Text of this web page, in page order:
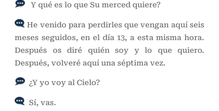
Y qué es lo que Su merced quiere?
He venido para perdirles que vengan aquí seis
meses seguidos, en el día 13, a esta misma hora.
Después os diré quién soy y lo que quiero.
Después, volveré aquí una séptima vez.
¿Y yo voy al Cielo?
Sí, vas.